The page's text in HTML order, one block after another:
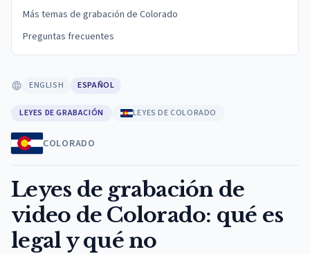
Más temas de grabación de Colorado
Preguntas frecuentes
ENGLISH ESPAÑOL
LEYES DE GRABACIÓN LEYES DE COLORADO
COLORADO
Leyes de grabación de
video de Colorado: qué es
legal y qué no